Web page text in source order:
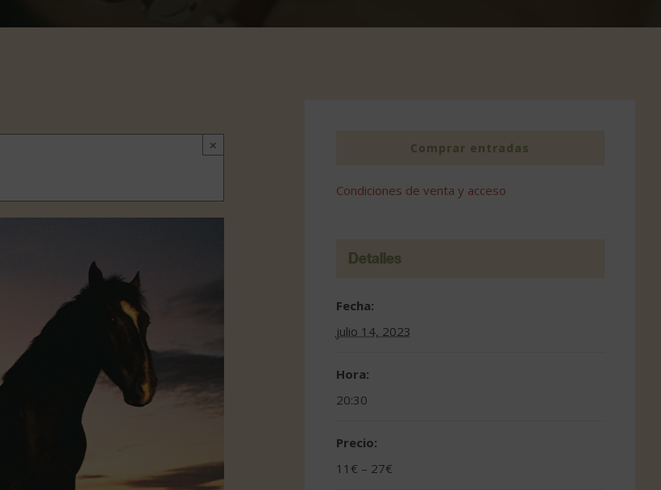
× Comprar entradas
Condiciones de venta y acceso
Detalles
Fecha:
julio 14, 2023
Hora:
20:30
Precio:
11€ – 27€